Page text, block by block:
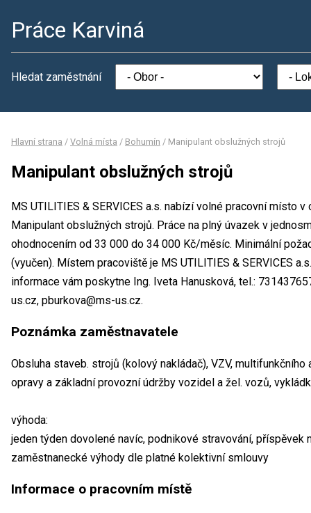
Práce Karviná
Hledat zaměstnání
Hlavní strana / Volná místa / Bohumín / Manipulant obslužných strojů
Manipulant obslužných strojů
MS UTILITIES & SERVICES a.s. nabízí volné pracovní místo
Manipulant obslužných strojů. Práce na plný úvazek v
ohodnocením od 33 000 do 34 000 Kč/měsíc. Minimální
(vyučen). Místem pracoviště je MS UTILITIES & SERVICES
informace vám poskytne Ing. Iveta Hanusková, tel.:
us.cz, pburkova@ms-us.cz.
Poznámka zaměstnavatele
Obsluha staveb. strojů (kolový nakládač), VZV, multifunkčního
opravy a základní provozní údržby vozidel a žel. vozů,
výhoda:
jeden týden dovolené navíc, podnikové stravování, příspěvek
zaměstnanecké výhody dle platné kolektivní smlouvy
Informace o pracovním místě